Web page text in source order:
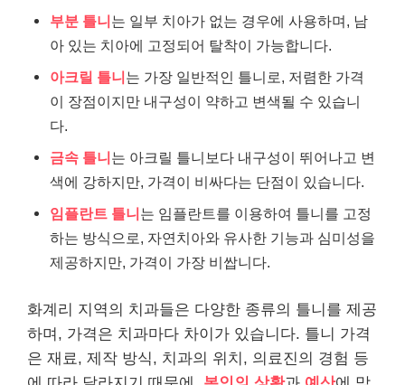
부분 틀니는 일부 치아가 없는 경우에 사용하며, 남
아 있는 치아에 고정되어 탈착이 가능합니다.
아크릴 틀니는 가장 일반적인 틀니로, 저렴한 가격
이 장점이지만 내구성이 약하고 변색될 수 있습니
다.
금속 틀니는 아크릴 틀니보다 내구성이 뛰어나고 변
색에 강하지만, 가격이 비싸다는 단점이 있습니다.
임플란트 틀니는 임플란트를 이용하여 틀니를 고정
하는 방식으로, 자연치아와 유사한 기능과 심미성을
제공하지만, 가격이 가장 비쌉니다.
화계리 지역의 치과들은 다양한 종류의 틀니를 제공
하며, 가격은 치과마다 차이가 있습니다. 틀니 가격
은 재료, 제작 방식, 치과의 위치, 의료진의 경험 등